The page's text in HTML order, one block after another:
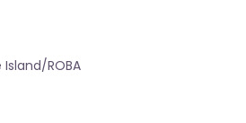
ROBA